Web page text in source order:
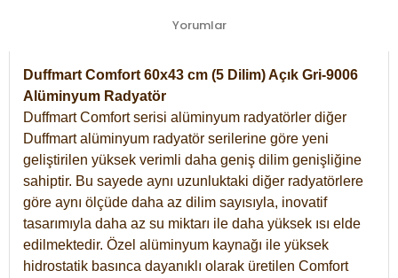
Yorumlar
Duffmart Comfort 60x43 cm (5 Dilim) Açık Gri-9006
Alüminyum Radyatör
Duffmart Comfort serisi alüminyum radyatörler diğer
Duffmart alüminyum radyatör serilerine göre yeni
geliştirilen yüksek verimli daha geniş dilim genişliğine
sahiptir. Bu sayede aynı uzunluktaki diğer radyatörlere
göre aynı ölçüde daha az dilim sayısıyla, inovatif
tasarımıyla daha az su miktarı ile daha yüksek ısı elde
edilmektedir. Özel alüminyum kaynağı ile yüksek
hidrostatik basınca dayanıklı olarak üretilen Comfort